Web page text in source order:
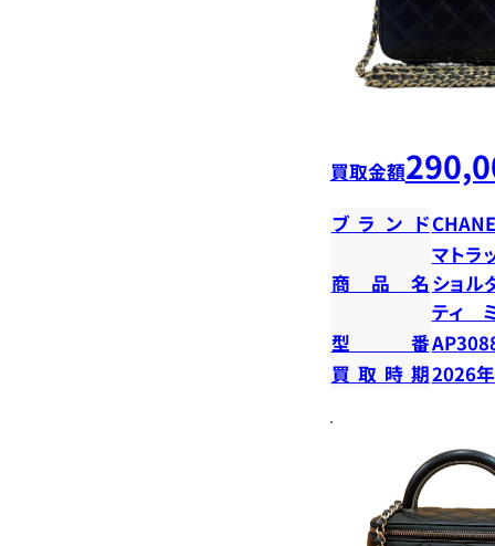
買取金額
ブランド
商品名
マトラ
ショ
ティ
型番
買取時期2026